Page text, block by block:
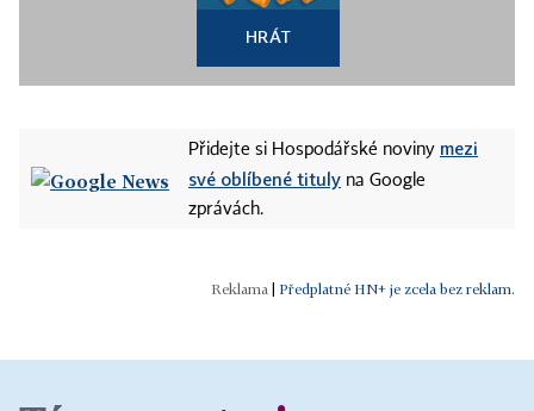
HRÁT
Přidejte si Hospodářské noviny mezi
své oblíbené tituly na Google
zprávách.
Předplatné HN+ je zcela bez reklam.